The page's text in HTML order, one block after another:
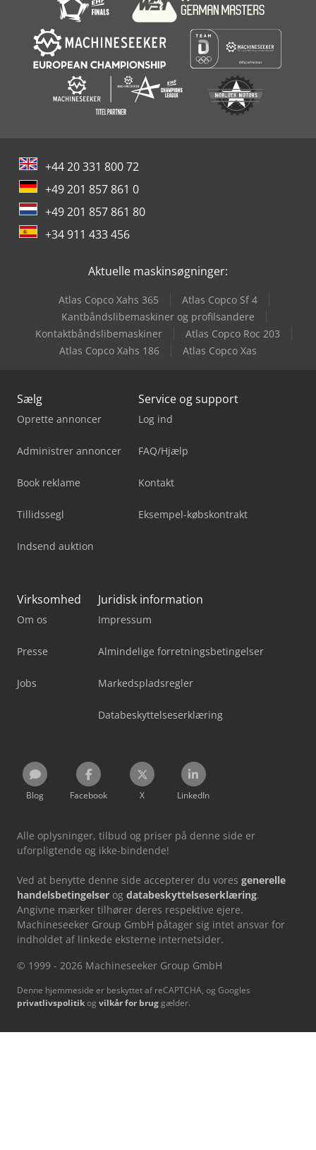
+44 20 331 800 72
+49 201 857 861 0
+49 201 857 861 80
+34 911 433 456
Aktuelle maskinsøgninger:
Atlas Copco Xahs 365
Atlas Copco Sf 4
Kantbåndslibemaskiner og profilsandere
Kontaktbåndslibemaskiner
Atlas Copco Roc 203
Atlas Copco Xahs 186
Atlas Copco Xas
Sælg
Oprette annoncer
Administrer annoncer
Book reklame
Tillidssegl
Indsend auktion
Service og support
Log ind
FAQ/Hjælp
Kontakt
Eksempel-købskontrakt
Virksomhed
Om os
Presse
Jobs
Juridisk information
Impressum
Almindelige forretningsbetingelser
Markedspladsregler
Databeskyttelseserklæring
Blog Facebook X LinkedIn
Alle oplysninger, tilbud og priser på denne side er
uforpligtende og ikke-bindende!
Ved at benytte denne side accepterer du vores generelle
handelsbetingelser og databeskyttelseserklæring.
Angivne mærker tilhører deres respektive ejere.
Machineseeker Group GmbH påtager sig intet ansvar for
indholdet af linkede eksterne internetsider.
© 1999 - 2026 Machineseeker Group GmbH
Denne hjemmeside er beskyttet af reCAPTCHA, og Googles
privatlivspolitikog vilkår for bruggælder.